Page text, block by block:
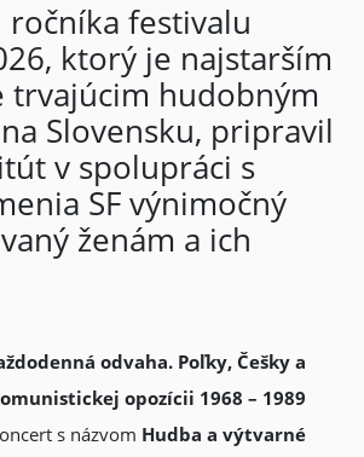
ročníka festivalu
ktorý je najstarším
trvajúcim hudobným
Slovensku, pripravil
v spolupráci s
SF výnimočný
ženám a ich
odvaha. Poľky, Češky a
opozícii 1968 – 1989
s názvom Hudba a výtvarné